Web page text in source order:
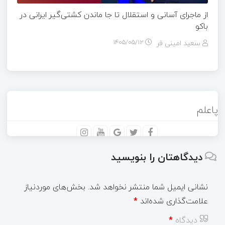
از ماجرای آسانی و استقلال تا جا ماندن کشتی‌گیر ایرانی در
باکو
سعید امینی فر ۱۴۰۵/۰۵/۱۲
پاعلم
دیدگاهتان را بنویسید
نشانی ایمیل شما منتشر نخواهد شد. بخش‌های موردنیاز
علامت‌گذاری شده‌اند *
دیدگاه *